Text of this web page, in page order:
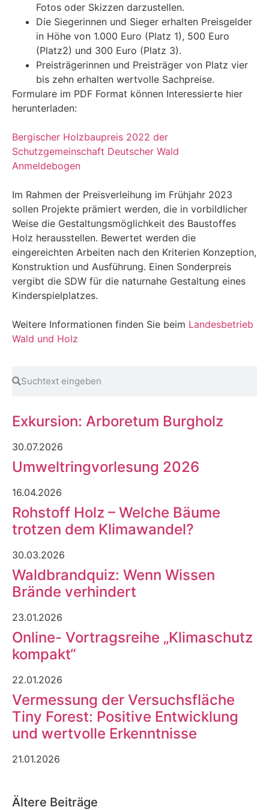
Fotos oder Skizzen darzustellen.
Die Siegerinnen und Sieger erhalten Preisgelder
in Höhe von 1.000 Euro (Platz 1), 500 Euro
(Platz2) und 300 Euro (Platz 3).
Preisträgerinnen und Preisträger von Platz vier
bis zehn erhalten wertvolle Sachpreise.
Formulare im PDF Format können Interessierte hier
herunterladen:
Bergischer Holzbaupreis 2022 der
Schutzgemeinschaft Deutscher Wald
Anmeldebogen
Im Rahmen der Preisverleihung im Frühjahr 2023
sollen Projekte prämiert werden, die in vorbildlicher
Weise die Gestaltungsmöglichkeit des Baustoffes
Holz herausstellen. Bewertet werden die
eingereichten Arbeiten nach den Kriterien Konzeption,
Konstruktion und Ausführung. Einen Sonderpreis
vergibt die SDW für die naturnahe Gestaltung eines
Kinderspielplatzes.
Weitere Informationen finden Sie beim Landesbetrieb
Wald und Holz
Exkursion: Arboretum Burgholz
30.07.2026
Umweltringvorlesung 2026
16.04.2026
Rohstoff Holz – Welche Bäume
trotzen dem Klimawandel?
30.03.2026
Waldbrandquiz: Wenn Wissen
Brände verhindert
23.01.2026
Online- Vortragsreihe „Klimaschutz
kompakt“
22.01.2026
Vermessung der Versuchsfläche
Tiny Forest: Positive Entwicklung
und wertvolle Erkenntnisse
21.01.2026
Ältere Beiträge